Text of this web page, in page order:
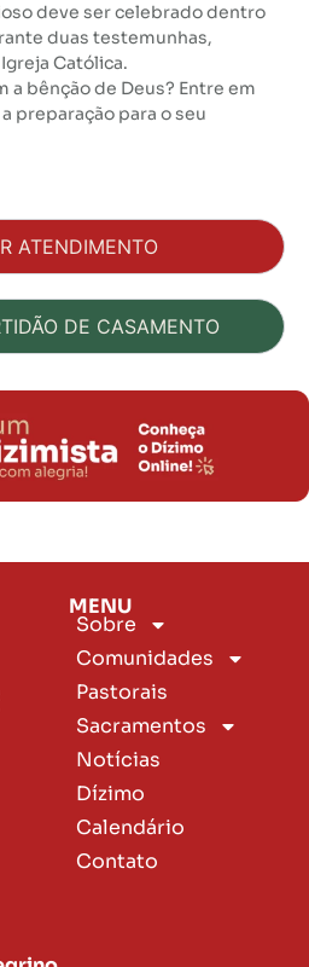
deve ser celebrado dentro
duas testemunhas,
Católica.
a bênção de Deus? Entre em
preparação para o seu
ATENDIMENTO
DE CASAMENTO
MENU
Sobre
Comunidades
Pastorais
Sacramentos
Notícias
Dízimo
Calendário
Contato